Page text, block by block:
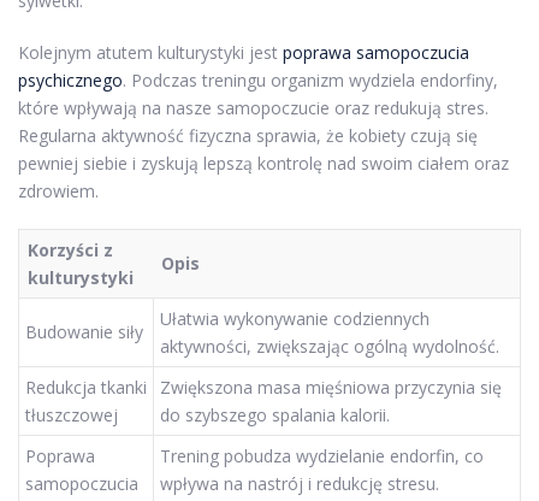
Kolejnym atutem kulturystyki jest poprawa samopoczucia
psychicznego. Podczas treningu organizm wydziela endorfiny,
które wpływają na nasze samopoczucie oraz redukują stres.
Regularna aktywność fizyczna sprawia, że kobiety czują się
pewniej siebie i zyskują lepszą kontrolę nad swoim ciałem oraz
zdrowiem.
Korzyści z
kulturystyki
Opis
Budowanie siły
Ułatwia wykonywanie codziennych
aktywności, zwiększając ogólną wydolność.
Redukcja tkanki
tłuszczowej
Zwiększona masa mięśniowa przyczynia się
do szybszego spalania kalorii.
Poprawa
samopoczucia
Trening pobudza wydzielanie endorfin, co
wpływa na nastrój i redukcję stresu.